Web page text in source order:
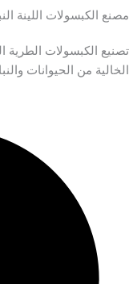
مصنع الكبسولات اللينة
تصنيع الكبسولات الطرية
الخالية من الحيوانات